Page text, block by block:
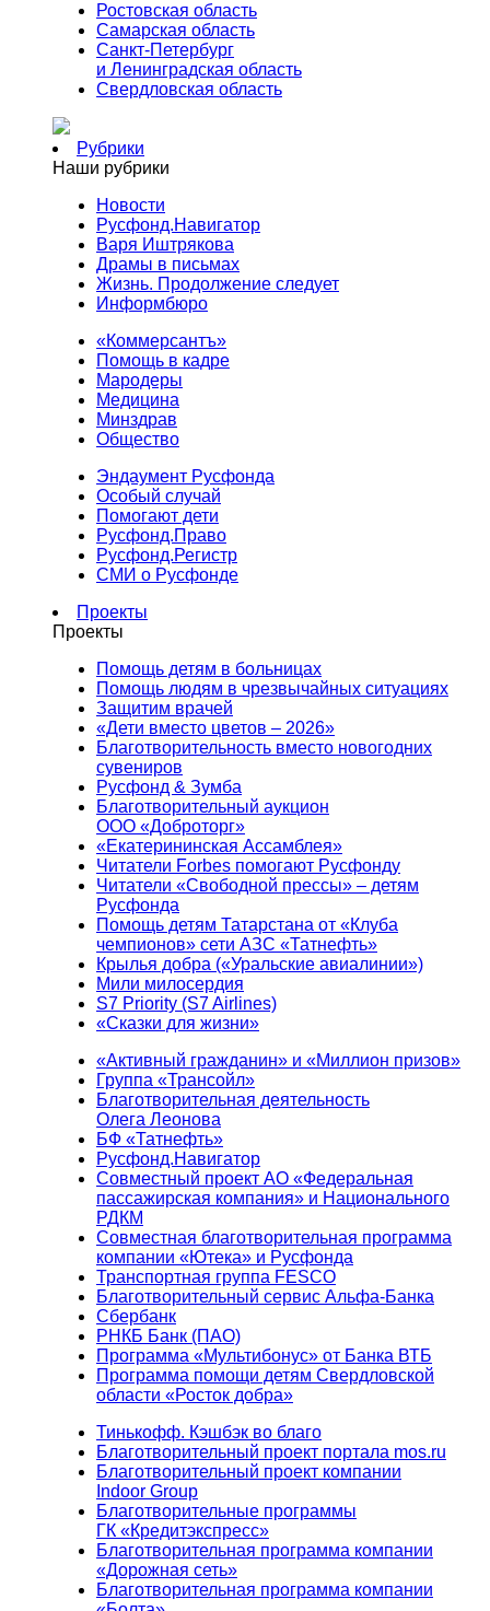
Ростовская область
Самарская область
Санкт-Петербург
и Ленинградская область
Свердловская область
Рубрики
Наши рубрики
Новости
Русфонд.Навигатор
Варя Иштрякова
Драмы в письмах
Жизнь. Продолжение следует
Информбюро
«Коммерсантъ»
Помощь в кадре
Мародеры
Медицина
Минздрав
Общество
Эндаумент Русфонда
Особый случай
Помогают дети
Русфонд.Право
Русфонд.Регистр
СМИ о Русфонде
Проекты
Проекты
Помощь детям в больницах
Помощь людям в чрезвычайных ситуациях
Защитим врачей
«Дети вместо цветов – 2026»
Благотворительность вместо новогодних
сувениров
Русфонд & Зумба
Благотворительный аукцион
ООО «Доброторг»
«Екатерининская Ассамблея»
Читатели Forbes помогают Русфонду
Читатели «Свободной прессы» – детям
Русфонда
Помощь детям Татарстана от «Клуба
чемпионов» сети АЗС «Татнефть»
Крылья добра («Уральские авиалинии»)
Мили милосердия
S7 Priority (S7 Airlines)
«Сказки для жизни»
«Активный гражданин» и «Миллион призов»
Группа «Трансойл»
Благотворительная деятельность
Олега Леонова
БФ «Татнефть»
Русфонд.Навигатор
Совместный проект АО «Федеральная
пассажирская компания» и Национального
РДКМ
Совместная благотворительная программа
компании «Ютека» и Русфонда
Транспортная группа FESCO
Благотворительный сервис Альфа-Банка
Сбербанк
РНКБ Банк (ПАО)
Программа «Мультибонус» от Банка ВТБ
Программа помощи детям Свердловской
области «Росток добра»
Тинькофф. Кэшбэк во благо
Благотворительный проект портала mos.ru
Благотворительный проект компании
Indoor Group
Благотворительные программы
ГК «Кредитэкспресс»
Благотворительная программа компании
«Дорожная сеть»
Благотворительная программа компании